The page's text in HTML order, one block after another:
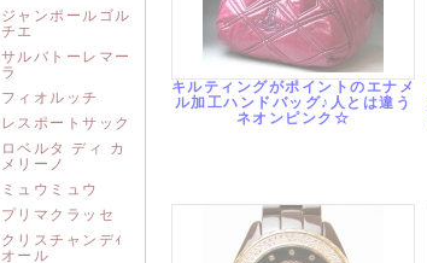
キルティングがポイントのエナメ
ル加工ハンドバッグ♪人とは違う
ネオンピンク☆
ジャンポールゴル
チエ
サルバトーレマー
ラ
フィオルッチ
レスポートサック
ロベルタ ディ カ
メリーノ
ミュウミュウ
プリマクラッセ
クリスチャンデｨ
オール